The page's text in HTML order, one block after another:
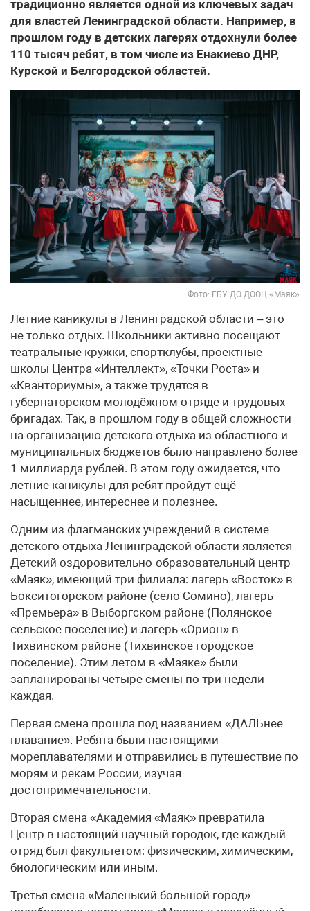
традиционно является одной из ключевых задач
для властей Ленинградской области. Например, в
прошлом году в детских лагерях отдохнули более
110 тысяч ребят, в том числе из Енакиево ДНР,
Курской и Белгородской областей.
Фото: ГБУ ДО ДООЦ «Маяк»
Летние каникулы в Ленинградской области – это
не только отдых. Школьники активно посещают
театральные кружки, спортклубы, проектные
школы Центра «Интеллект», «Точки Роста» и
«Кванториумы», а также трудятся в
губернаторском молодёжном отряде и трудовых
бригадах. Так, в прошлом году в общей сложности
на организацию детского отдыха из областного и
муниципальных бюджетов было направлено более
1 миллиарда рублей. В этом году ожидается, что
летние каникулы для ребят пройдут ещё
насыщеннее, интереснее и полезнее.
Одним из флагманских учреждений в системе
детского отдыха Ленинградской области является
Детский оздоровительно-образовательный центр
«Маяк», имеющий три филиала: лагерь «Восток» в
Бокситогорском районе (село Сомино), лагерь
«Премьера» в Выборгском районе (Полянское
сельское поселение) и лагерь «Орион» в
Тихвинском районе (Тихвинское городское
поселение). Этим летом в «Маяке» были
запланированы четыре смены по три недели
каждая.
Первая смена прошла под названием «ДАЛЬнее
плавание». Ребята были настоящими
мореплавателями и отправились в путешествие по
морям и рекам России, изучая
достопримечательности.
Вторая смена «Академия «Маяк» превратила
Центр в настоящий научный городок, где каждый
отряд был факультетом: физическим, химическим,
биологическим или иным.
Третья смена «Маленький большой город»